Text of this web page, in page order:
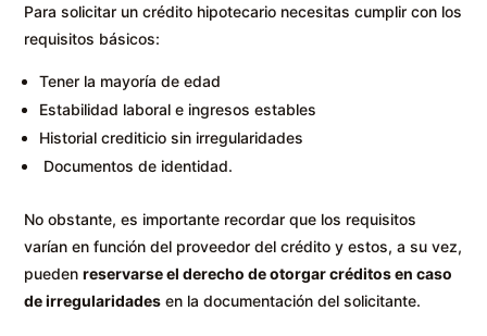
Para solicitar un crédito hipotecario necesitas cumplir con los
requisitos básicos:
Tener la mayoría de edad
Estabilidad laboral e ingresos estables
Historial crediticio sin irregularidades
Documentos de identidad.
No obstante, es importante recordar que los requisitos
varían en función del proveedor del crédito y estos, a su vez,
puedenreservarse el derecho de otorgar créditos en caso
de irregularidades en la documentación del solicitante.